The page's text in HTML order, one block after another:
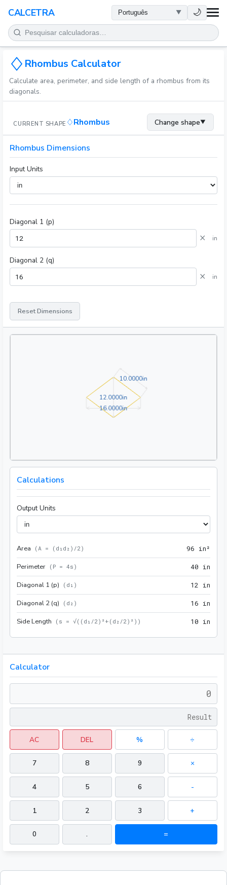
CALCETRA 🌙
MATEMÁTICA
CONVERSÕES
CIÊNCIA
COTIDIANO
OUTRAS FERRAMENTAS
Rhombus Calculator
Calculate area, perimeter, and side length of a rhombus from its
diagonals.
CURRENT SHAPE Rhombus Change shape▼
Rhombus Dimensions
Input Units
Diagonal 1 (p)
× in
Diagonal 2 (q)
× in
Reset Dimensions
12.0000in12.0000in
16.0000in16.0000in
10.0000in
Calculations
Output Units
Area ( A = (d₁d₂)/2 ) 96 in²
Perimeter ( P = 4s ) 40 in
Diagonal 1 (p) ( d₁ ) 12 in
Diagonal 2 (q) ( d₂ ) 16 in
Side Length ( s = √((d₁/2)²+(d₂/2)²) ) 10 in
Calculator
AC DEL % ÷
7 8 9 ×
4 5 6 -
1 2 3 +
0 . =